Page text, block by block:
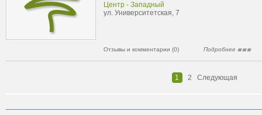
Центр - Западный
ул. Университетская, 7
Отзывы и комментарии (0) Подробнее
1 2 Следующая